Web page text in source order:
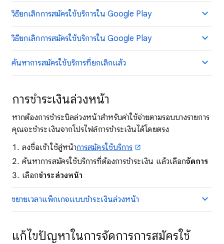
วิธียกเลิกการสมัครใช้บริการใน Google Play
วิธียกเลิกการสมัครใช้บริการใน Google Play
ค้นหาการสมัครใช้บริการที่ยกเลิกแล้ว
การชำระเงินล่วงหน้า
หากต้องการชำระบิลล่วงหน้าสำหรับค่าใช้จ่ายตามรอบบางรายการ
คุณจะชำระเงินจากโปรไฟล์การชำระเงินได้โดยตรง
ลงชื่อเข้าใช้สู่หน้าการสมัครใช้บริการ
ค้นหาการสมัครใช้บริการที่ต้องการชำระเงิน แล้วเลือกจัดการ
เลือกชำระล่วงหน้า
ขยายเวลาแพ็กเกจแบบชำระเงินล่วงหน้า
แก้ไขปัญหาในการจัดการการสมัครใช้